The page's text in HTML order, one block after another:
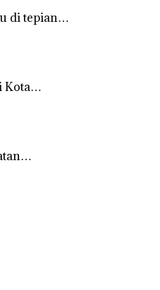
di tepian…
Kota…